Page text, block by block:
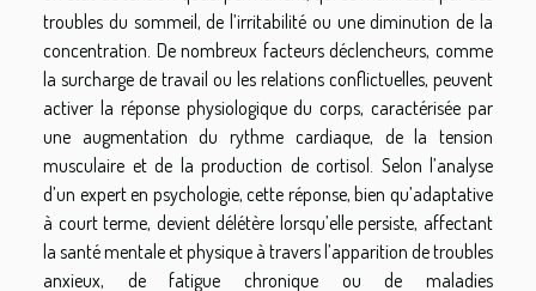
troubles du sommeil, de l’irritabilité ou une diminution de la
concentration. De nombreux facteurs déclencheurs, comme
la surcharge de travail ou les relations conflictuelles, peuvent
activer la réponse physiologique du corps, caractérisée par
une augmentation du rythme cardiaque, de la tension
musculaire et de la production de cortisol. Selon l’analyse
d’un expert en psychologie, cette réponse, bien qu’adaptative
à court terme, devient délétère lorsqu’elle persiste, affectant
la santé mentale et physique à travers l’apparition de troubles
anxieux, de fatigue chronique ou de maladies